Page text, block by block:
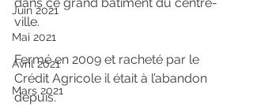
Juin 2021
Mai 2021
Avril 2021
Mars 2021
ville.
Fermé en 2009 et racheté par le
Crédit Agricole il était à l’abandon
depuis.